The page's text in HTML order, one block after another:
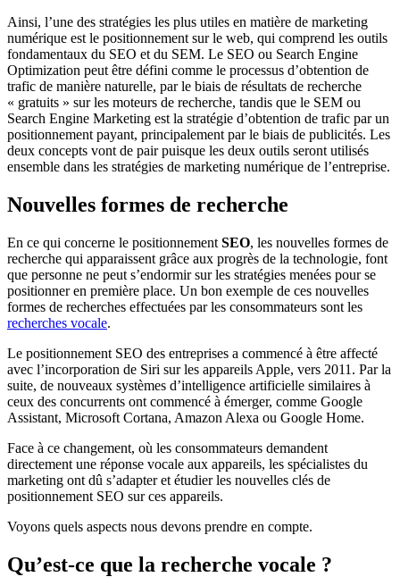
Ainsi, l’une des stratégies les plus utiles en matière de marketing
numérique est le positionnement sur le web, qui comprend les outils
fondamentaux du SEO et du SEM. Le SEO ou Search Engine
Optimization peut être défini comme le processus d’obtention de
trafic de manière naturelle, par le biais de résultats de recherche
« gratuits » sur les moteurs de recherche, tandis que le SEM ou
Search Engine Marketing est la stratégie d’obtention de trafic par un
positionnement payant, principalement par le biais de publicités. Les
deux concepts vont de pair puisque les deux outils seront utilisés
ensemble dans les stratégies de marketing numérique de l’entreprise.
Nouvelles formes de recherche
En ce qui concerne le positionnement SEO​, les nouvelles formes de
recherche qui​ apparaissent grâce aux progrès de la technologie, font
que personne ne peut s’endormir sur les stratégies menées pour se
positionner en première place. Un bon exemple de ces nouvelles
formes de recherches effectuées par les consommateurs sont les ​
recherches vocale.
Le positionnement SEO des entreprises a commencé à être affecté
avec l’incorporation de Siri sur les appareils Apple, vers 2011. Par la
suite, de nouveaux systèmes d’intelligence artificielle similaires à
ceux des concurrents ont commencé à émerger, comme Google
Assistant, Microsoft Cortana, Amazon Alexa ou Google Home.
Face à ce changement, où les consommateurs demandent
directement une réponse vocale aux appareils, les spécialistes du
marketing ont dû s’adapter et étudier les nouvelles clés de
positionnement SEO sur ces appareils.
Voyons quels aspects nous devons prendre en compte.
Qu’est-ce que la recherche vocale ?